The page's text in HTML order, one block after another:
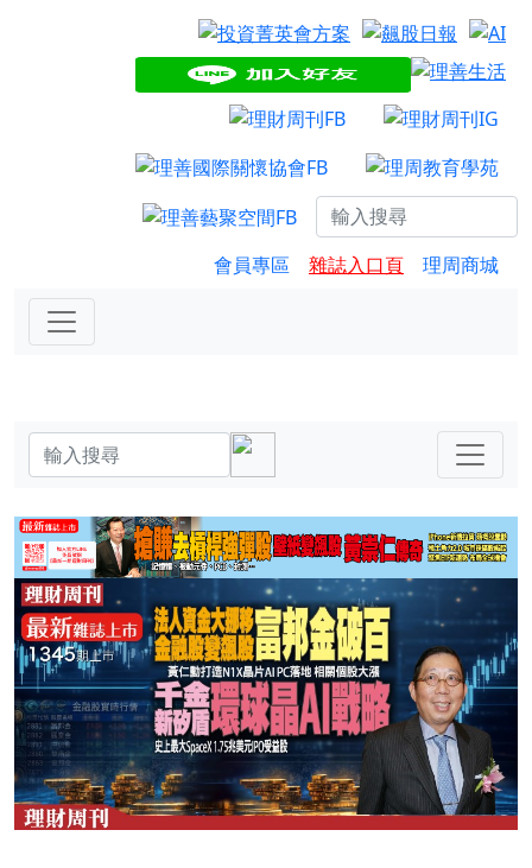
會員專區 雜誌入口頁 理周商城